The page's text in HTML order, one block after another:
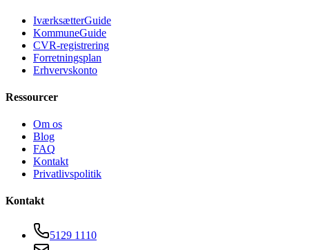
IværksætterGuide
KommuneGuide
CVR-registrering
Forretningsplan
Erhvervskonto
Ressourcer
Om os
Blog
FAQ
Kontakt
Privatlivspolitik
Kontakt
5129 1110